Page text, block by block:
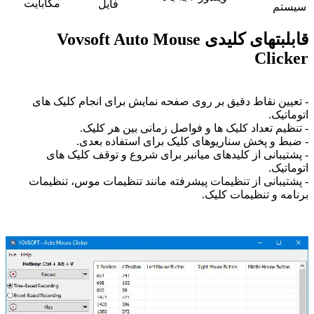
سیستم فایل مگابایت
قابلبتهای کلیدی Vovsoft Auto Mouse
Clicker
- تعیین نقاط دقیق بر روی صفحه نمایش برای انجام کلیک های
اتوماتیک.
- تنظیم تعداد کلیک ها و فواصل زمانی بین هر کلیک.
- ضبط و پخش سناریوهای کلیک برای استفاده بعدی.
- پشتیبانی از کلیدهای میانبر برای شروع و توقف کلیک های
اتوماتیک.
- پشتیبانی از تنظیمات پیشرفته مانند تنظیمات موس، تنظیمات
برنامه و تنظیمات کلیک.